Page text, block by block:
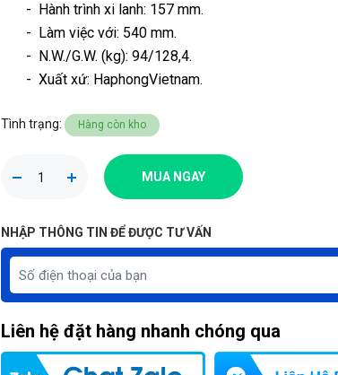
- Hành trình xi lanh: 157 mm.
- Làm việc với: 540 mm.
- N.W./G.W. (kg): 94/128,4.
- Xuất xứ: HaphongVietnam.
Tình trạng: Hàng còn kho
MUA NGAY
NHẬP THÔNG TIN ĐỂ ĐƯỢC TƯ VẤN
Liên hệ đặt hàng nhanh chóng qua